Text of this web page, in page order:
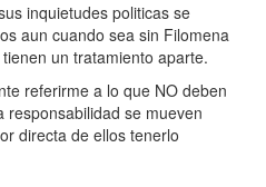
inquietudes politicas se
aun cuando sea sin Filomena
un tratamiento aparte.
referirme a lo que NO deben
se mueven
directa de ellos tenerlo